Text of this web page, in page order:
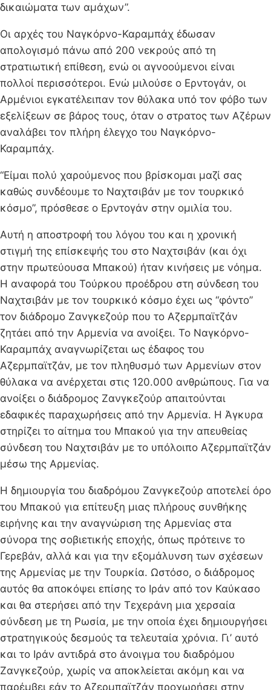
δικαιώματα των αμάχων”.
Οι αρχές του Ναγκόρνο-Καραμπάχ έδωσαν
απολογισμό πάνω από 200 νεκρούς από τη
στρατιωτική επίθεση, ενώ οι αγνοούμενοι είναι
πολλοί περισσότεροι. Ενώ μιλούσε ο Ερντογάν, οι
Αρμένιοι εγκατέλειπαν τον θύλακα υπό τον φόβο των
εξελίξεων σε βάρος τους, όταν ο στρατος των Αζέρων
αναλάβει τον πλήρη έλεγχο του Ναγκόρνο-
Καραμπάχ.
“Είμαι πολύ χαρούμενος που βρίσκομαι μαζί σας
καθώς συνδέουμε το Ναχτσιβάν με τον τουρκικό
κόσμο”, πρόσθεσε ο Ερντογάν στην ομιλία του.
Αυτή η αποστροφή του λόγου του και η χρονική
στιγμή της επίσκεψής του στο Ναχτσιβάν (και όχι
στην πρωτεύουσα Μπακού) ήταν κινήσεις με νόημα.
Η αναφορά του Τούρκου προέδρου στη σύνδεση του
Ναχτσιβάν με τον τουρκικό κόσμο έχει ως “φόντο”
τον διάδρομο Ζανγκεζούρ που το Αζερμπαϊτζάν
ζητάει από την Αρμενία να ανοίξει. Το Ναγκόρνο-
Καραμπάχ αναγνωρίζεται ως έδαφος του
Αζερμπαϊτζάν, με τον πληθυσμό των Αρμενίων στον
θύλακα να ανέρχεται στις 120.000 ανθρώπους. Για να
ανοίξει ο διάδρομος Ζανγκεζούρ απαιτούνται
εδαφικές παραχωρήσεις από την Αρμενία. Η Άγκυρα
στηρίζει το αίτημα του Μπακού για την απευθείας
σύνδεση του Ναχτσιβάν με το υπόλοιπο Αζερμπαϊτζάν
μέσω της Αρμενίας.
Η δημιουργία του διαδρόμου Ζανγκεζούρ αποτελεί όρο
του Μπακού για επίτευξη μιας πλήρους συνθήκης
ειρήνης και την αναγνώριση της Αρμενίας στα
σύνορα της σοβιετικής εποχής, όπως πρότεινε το
Γερεβάν, αλλά και για την εξομάλυνση των σχέσεων
της Αρμενίας με την Τουρκία. Ωστόσο, ο διάδρομος
αυτός θα αποκόψει επίσης το Ιράν από τον Καύκασο
και θα στερήσει από την Τεχεράνη μια χερσαία
σύνδεση με τη Ρωσία, με την οποία έχει δημιουργήσει
στρατηγικούς δεσμούς τα τελευταία χρόνια. Γι’ αυτό
και το Ιράν αντιδρά στο άνοιγμα του διαδρόμου
Ζανγκεζούρ, χωρίς να αποκλείεται ακόμη και να
παρέμβει εάν το Αζερμπαϊτζάν προχωρήσει στην